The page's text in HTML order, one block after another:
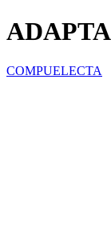
COMPUELECTA